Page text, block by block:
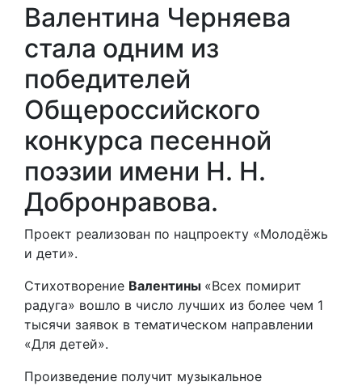
Валентина Черняева
стала одним из
победителей
Общероссийского
конкурса песенной
поэзии имени Н. Н.
Добронравова.
Проект реализован по нацпроекту «Молодёжь
и дети».
Стихотворение Валентины «Всех помирит
радуга» вошло в число лучших из более чем 1
тысячи заявок в тематическом направлении
«Для детей».
Произведение получит музыкальное